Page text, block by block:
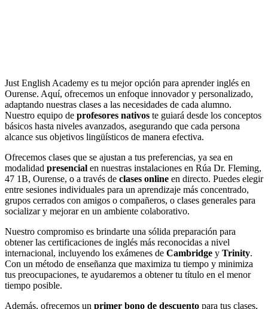
Just English Academy es tu mejor opción para aprender inglés en
Ourense. Aquí, ofrecemos un enfoque innovador y personalizado,
adaptando nuestras clases a las necesidades de cada alumno.
Nuestro equipo de profesores nativos te guiará desde los conceptos
básicos hasta niveles avanzados, asegurando que cada persona
alcance sus objetivos lingüísticos de manera efectiva.
Ofrecemos clases que se ajustan a tus preferencias, ya sea en
modalidad presencial en nuestras instalaciones en Rúa Dr. Fleming,
47 1B, Ourense, o a través de clases online en directo. Puedes elegir
entre sesiones individuales para un aprendizaje más concentrado,
grupos cerrados con amigos o compañeros, o clases generales para
socializar y mejorar en un ambiente colaborativo.
Nuestro compromiso es brindarte una sólida preparación para
obtener las certificaciones de inglés más reconocidas a nivel
internacional, incluyendo los exámenes de Cambridge y Trinity.
Con un método de enseñanza que maximiza tu tiempo y minimiza
tus preocupaciones, te ayudaremos a obtener tu título en el menor
tiempo posible.
Además, ofrecemos un primer bono de descuento para tus clases,